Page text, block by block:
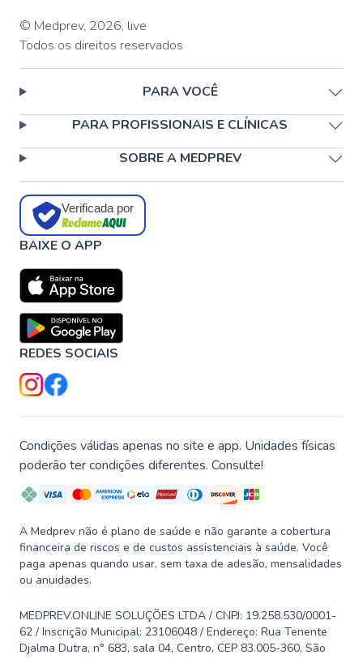
© Medprev, 2026, live
Todos os direitos reservados
PARA VOCÊ
PARA PROFISSIONAIS E CLÍNICAS
SOBRE A MEDPREV
Verificada por
BAIXE O APP
REDES SOCIAIS
Condições válidas apenas no site e app. Unidades físicas
poderão ter condições diferentes. Consulte!
A Medprev não é plano de saúde e não garante a cobertura
financeira de riscos e de custos assistenciais à saúde. Você
paga apenas quando usar, sem taxa de adesão, mensalidades
ou anuidades.
MEDPREV.ONLINE SOLUÇÕES LTDA / CNPJ: 19.258.530/0001-
62 / Inscrição Municipal: 23106048 / Endereço: Rua Tenente
Djalma Dutra, n° 683, sala 04, Centro, CEP 83.005-360, São